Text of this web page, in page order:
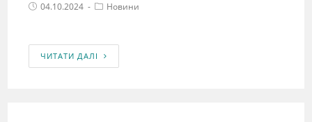
04.10.2024 Новини
ЧИТАТИ ДАЛІ